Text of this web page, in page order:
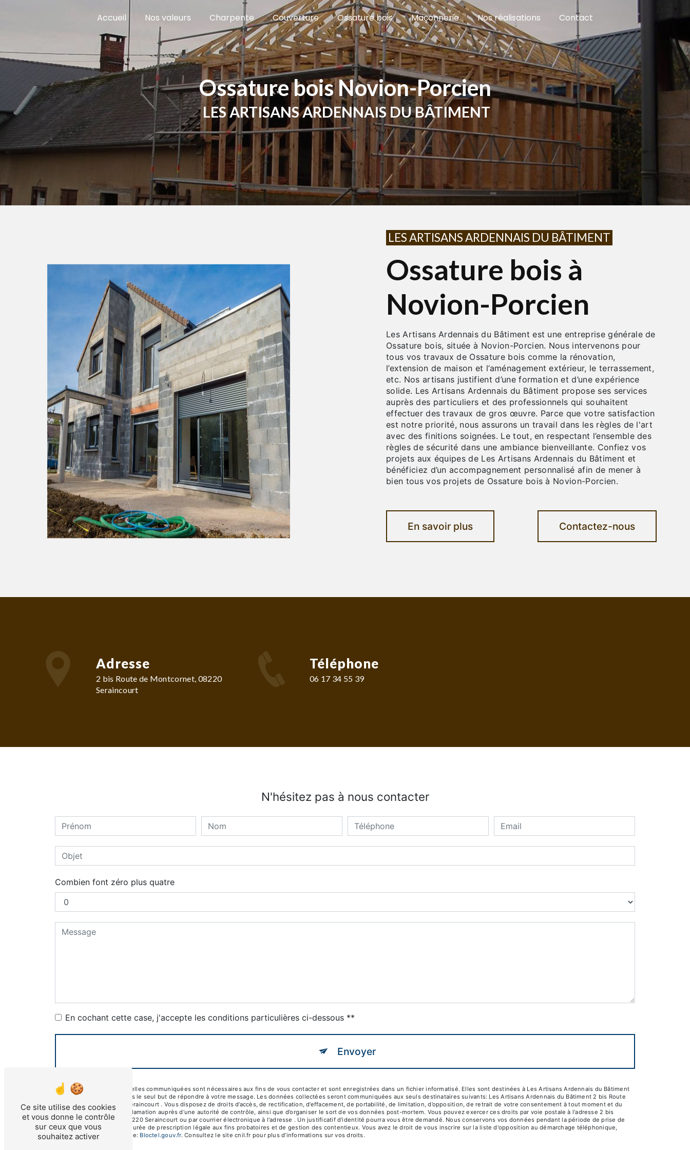
Accueil Nos valeurs Charpente Couverture Ossature bois Maçonnerie Nos réalisations Contact
Ossature bois Novion-Porcien
LES ARTISANS ARDENNAIS DU BÂTIMENT
LES ARTISANS ARDENNAIS DU BÂTIMENT
Ossature bois à
Novion-Porcien
Les Artisans Ardennais du Bâtiment est une entreprise générale de
Ossature bois, située à Novion-Porcien. Nous intervenons pour
tous vos travaux de Ossature bois comme la rénovation,
l’extension de maison et l’aménagement extérieur, le terrassement,
etc. Nos artisans justifient d’une formation et d’une expérience
solide. Les Artisans Ardennais du Bâtiment propose ses services
auprès des particuliers et des professionnels qui souhaitent
effectuer des travaux de gros œuvre. Parce que votre satisfaction
est notre priorité, nous assurons un travail dans les règles de l'art
avec des finitions soignées. Le tout, en respectant l’ensemble des
règles de sécurité dans une ambiance bienveillante. Confiez vos
projets aux équipes de Les Artisans Ardennais du Bâtiment et
bénéficiez d’un accompagnement personnalisé afin de mener à
bien tous vos projets de Ossature bois à Novion-Porcien.
En savoir plus Contactez-nous
Adresse
2 bis Route de Montcornet, 08220
Seraincourt
Téléphone
06 17 34 55 39
N'hésitez pas à nous contacter
Combien font zéro plus quatre
En cochant cette case, j'accepte les conditions particulières ci-dessous **
Envoyer
** Les données personnelles communiquées sont nécessaires aux fins de vous contacter et sont enregistrées dans un fichier informatisé. Elles sont destinées à Les Artisans Ardennais du Bâtiment
et ses sous-traitants dans le seul but de répondre à votre message. Les données collectées seront communiquées aux seuls destinataires suivants: Les Artisans Ardennais du Bâtiment 2 bis Route
de Montcornet, 08220 Seraincourt . Vous disposez de droits d’accès, de rectification, d’effacement, de portabilité, de limitation, d’opposition, de retrait de votre consentement à tout moment et du
droit d’introduire une réclamation auprès d’une autorité de contrôle, ainsi que d’organiser le sort de vos données post-mortem. Vous pouvez exercer ces droits par voie postale à l'adresse 2 bis
Route de Montcornet, 08220 Seraincourt ou par courrier électronique à l'adresse . Un justificatif d'identité pourra vous être demandé. Nous conservons vos données pendant la période de prise de
contact puis pendant la durée de prescription légale aux fins probatoires et de gestion des contentieux. Vous avez le droit de vous inscrire sur la liste d'opposition au démarchage téléphonique,
disponible à cette adresse:
Bloctel.gouv.fr. Consultez le site cnil.fr pour plus d’informations sur vos droits.
Ce site utilise des cookies
et vous donne le contrôle
sur ceux que vous
souhaitez activer